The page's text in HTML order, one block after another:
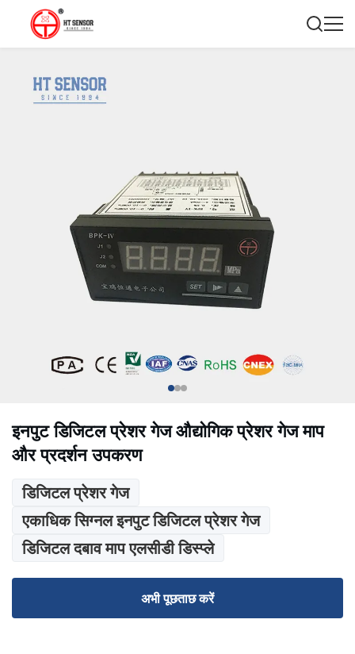
इनपुट डिजिटल प्रेशर गेज औद्योगिक प्रेशर गेज माप
और प्रदर्शन उपकरण
डिजिटल प्रेशर गेज
एकाधिक सिग्नल इनपुट डिजिटल प्रेशर गेज
डिजिटल दबाव माप एलसीडी डिस्प्ले
अभी पूछताछ करें